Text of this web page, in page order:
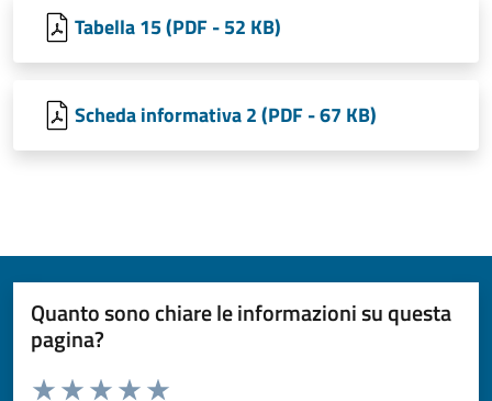
Tabella 15 (PDF - 52 KB)
Scheda informativa 2 (PDF - 67 KB)
Quanto sono chiare le informazioni su questa
pagina?
Valuta da 1 a 5 stelle la pagina